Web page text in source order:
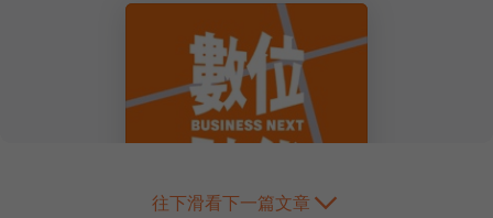
往下滑看下一篇文章